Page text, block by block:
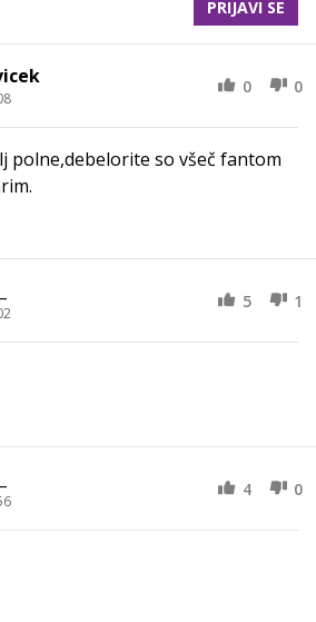
PRIJAVI SE
0 0
polne,debelorite so všeč fantom
5 1
4 0